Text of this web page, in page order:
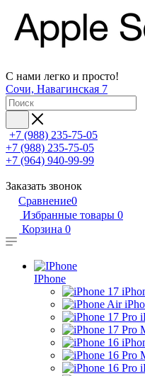
С нами легко и просто!
Сочи, Навагинская 7
+7 (988) 235-75-05
+7 (988) 235-75-05
+7 (964) 940-99-99
Заказать звонок
Сравнение0
Избранные товары 0
Корзина 0
IPhone